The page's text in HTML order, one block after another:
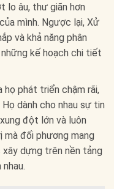
lo âu, thư giãn hơn
mình. Ngược lại, Xử
và khả năng phân
kế hoạch chi tiết
họ phát triển chậm rãi,
dành cho nhau sự tin
đột lớn và luôn
đối phương mang
dựng trên nền tảng